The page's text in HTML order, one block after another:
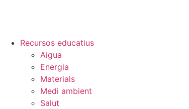
Recursos educatius
Aigua
Energia
Materials
Medi ambient
Salut